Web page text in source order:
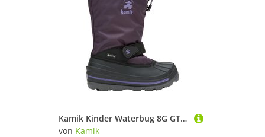
Kamik Kinder Waterbug 8G GTX Winterstiefel
von Kamik